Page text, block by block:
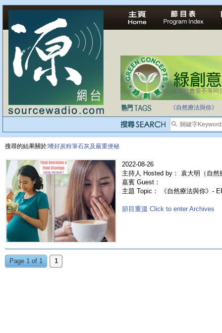
法治社會並不等同
《自然療法與你》
搜尋的結果關於:嗜好炭粉筆石灰及嚴重便秘
2022-08-26
主持人 Hosted by： 袁大明（自然
嘉賓 Guest：
主題 Topic： 《自然療法與你》-
節目重溫 Click to enter Archives
Page 1 of 1 1